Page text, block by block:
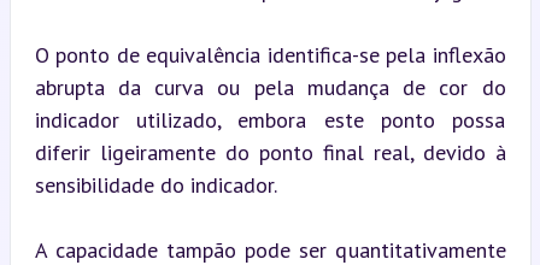
O ponto de equivalência identifica-se pela inflexão
abrupta da curva ou pela mudança de cor do
indicador utilizado, embora este ponto possa
diferir ligeiramente do ponto final real, devido à
sensibilidade do indicador.
A capacidade tampão pode ser quantitativamente